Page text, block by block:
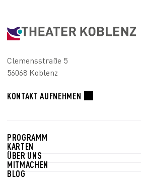
Clemensstraße 5
56068 Koblenz
KONTAKT AUFNEHMEN
PROGRAMM
KARTEN
ÜBER UNS
MITMACHEN
BLOG